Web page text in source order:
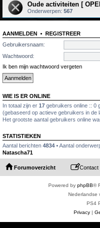
Oude activiteiten [
Onderwerpen: 567
AANMELDEN • REGISTREER
Gebruikersnaam:
Wachtwoord:
Ik ben mijn wachtwoord vergeten
WIE IS ER ONLINE
In totaal zijn er 17 gebruikers online :: 0
(gebaseerd op actieve gebruikers in de
Het grootste aantal gebruikers online
STATISTIEKEN
Aantal berichten 4834 • Aantal
Natascha71
Forumoverzicht Contact
Powered by phpBB®
Nederlandse
PS4
Privacy |